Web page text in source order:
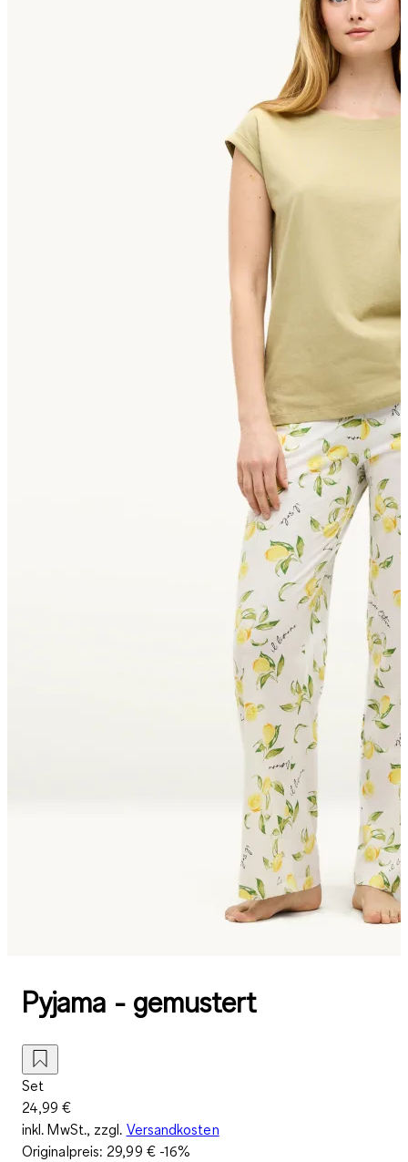
Pyjama - gemustert
Set
24,99 €
inkl. MwSt., zzgl. Versandkosten
Originalpreis: 29,99 €-16%